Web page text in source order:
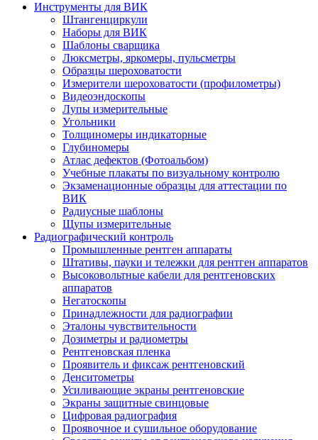
Инструменты для ВИК
Штангенциркули
Наборы для ВИК
Шаблоны сварщика
Люксметры, яркомеры, пульсметры
Образцы шероховатости
Измерители шероховатости (профилометры)
Видеоэндоскопы
Лупы измерительные
Угольники
Толщиномеры индикаторные
Глубиномеры
Атлас дефектов (Фотоальбом)
Учебные плакаты по визуальному контролю
Экзаменационные образцы для аттестации по
ВИК
Радиусные шаблоны
Щупы измерительные
Радиографический контроль
Промышленные рентген аппараты
Штативы, пауки и тележки для рентген аппаратов
Высоковольтные кабели для рентгеновских
аппаратов
Негатоскопы
Принадлежности для радиографии
Эталоны чувствительности
Дозиметры и радиометры
Рентгеновская пленка
Проявитель и фиксаж рентгеновский
Денситометры
Усиливающие экраны рентгеновские
Экраны защитные свинцовые
Цифровая радиография
Проявочное и сушильное оборудование